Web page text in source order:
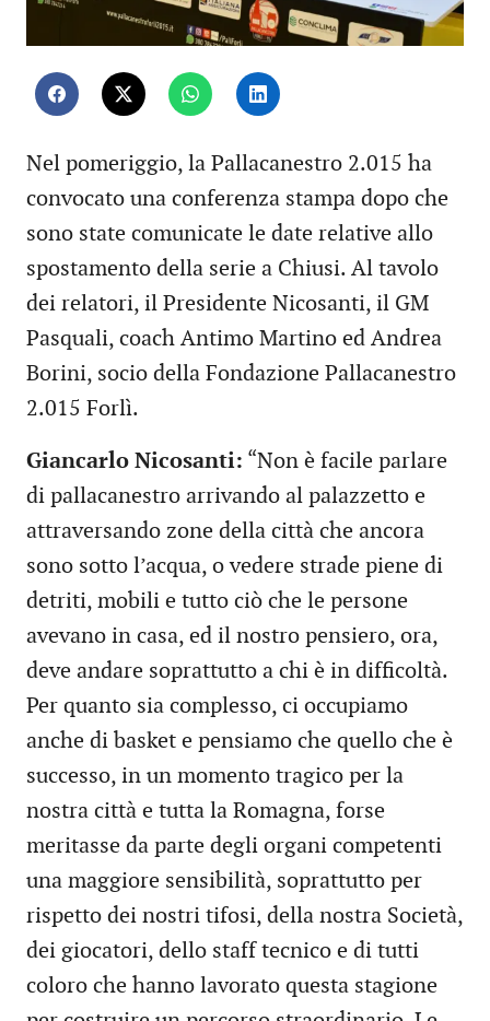
Nel pomeriggio, la Pallacanestro 2.015 ha
convocato una conferenza stampa dopo che
sono state comunicate le date relative allo
spostamento della serie a Chiusi. Al tavolo
dei relatori, il Presidente Nicosanti, il GM
Pasquali, coach Antimo Martino ed Andrea
Borini, socio della Fondazione Pallacanestro
2.015 Forlì.
Giancarlo Nicosanti: “Non è facile parlare
di pallacanestro arrivando al palazzetto e
attraversando zone della città che ancora
sono sotto l’acqua, o vedere strade piene di
detriti, mobili e tutto ciò che le persone
avevano in casa, ed il nostro pensiero, ora,
deve andare soprattutto a chi è in difficoltà.
Per quanto sia complesso, ci occupiamo
anche di basket e pensiamo che quello che è
successo, in un momento tragico per la
nostra città e tutta la Romagna, forse
meritasse da parte degli organi competenti
una maggiore sensibilità, soprattutto per
rispetto dei nostri tifosi, della nostra Società,
dei giocatori, dello staff tecnico e di tutti
coloro che hanno lavorato questa stagione